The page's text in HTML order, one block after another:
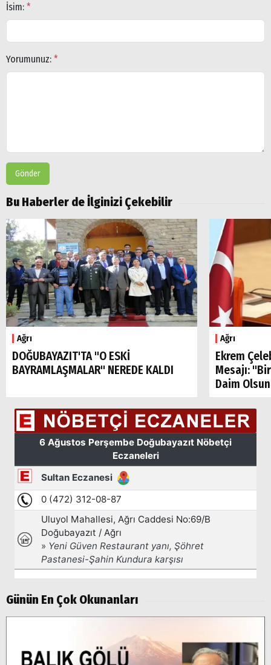
İsim: *
Yorumunuz: *
Gönder
Bu Haberler de İlginizi Çekebilir
Ağrı
DOĞUBAYAZIT'TA "O ESKİ
BAYRAMLAŞMALAR" NEREDE KALDI
Ağrı
Ekrem
Mesajı:
Daim
Günün En Çok Okunanları
Arama
Popüler